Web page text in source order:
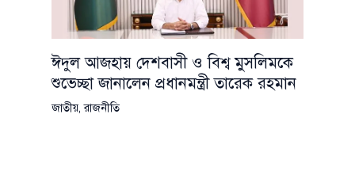
ঈদুল আজহায় দেশবাসী ও বিশ্ব মুসলিমকে
শুভেচ্ছা জানালেন প্রধানমন্ত্রী তারেক রহমান
জাতীয়,রাজনীতি